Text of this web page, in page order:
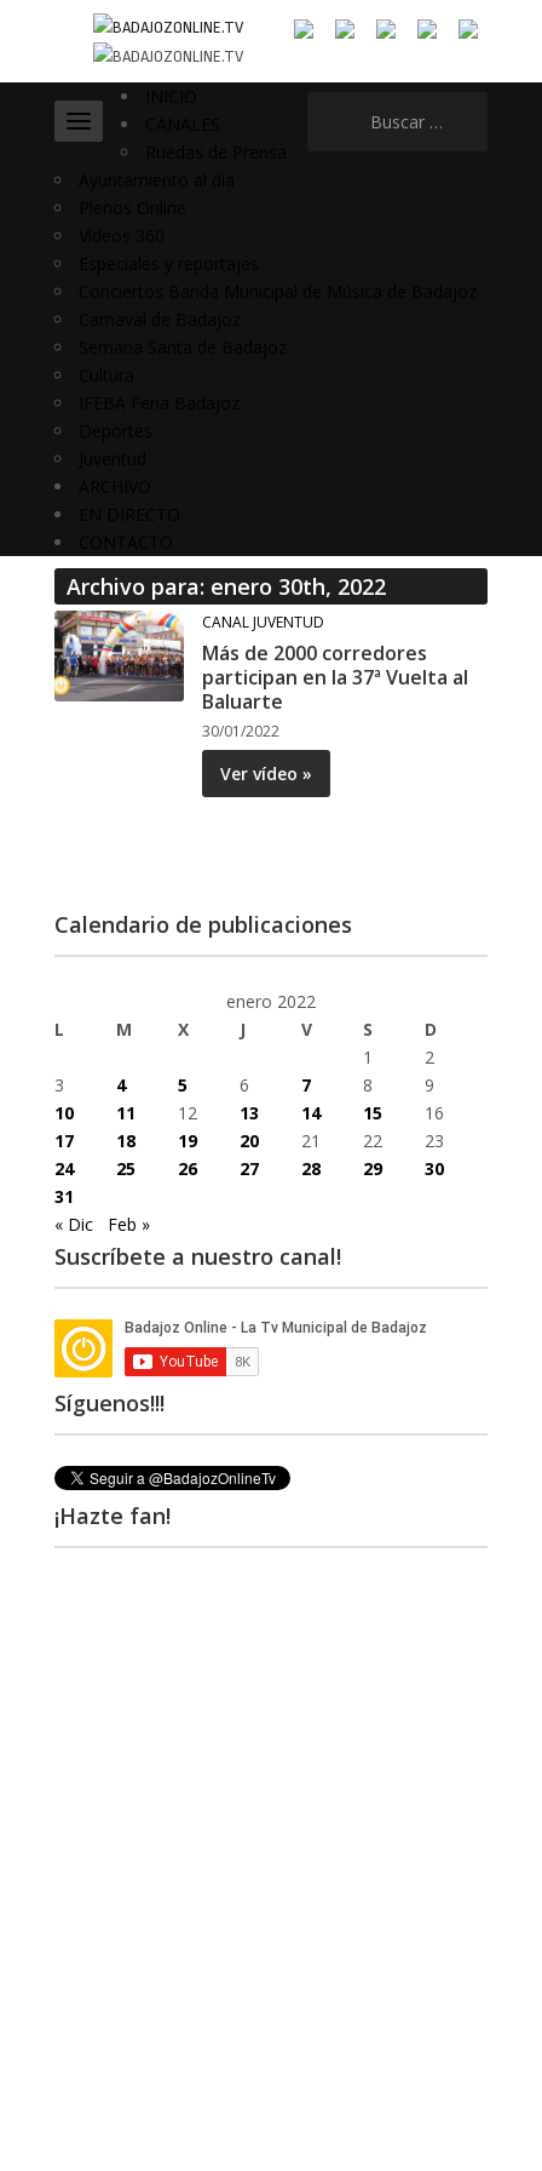
Archivo para: enero 30th, 2022
CANAL JUVENTUD
Más de 2000 corredores
participan en la 37ª Vuelta al
Baluarte
30/01/2022
Ver vídeo »
Calendario de publicaciones
enero 2022
L
M X J V S
D
1
2
3
4 5 6 7 8
9
10
11 12 13 14 15
16
17
18 19 20 21 22
23
24
25 26 27 28 29
30
31
« Dic
Feb »
Suscríbete a nuestro canal!
Síguenos!!!
¡Hazte fan!